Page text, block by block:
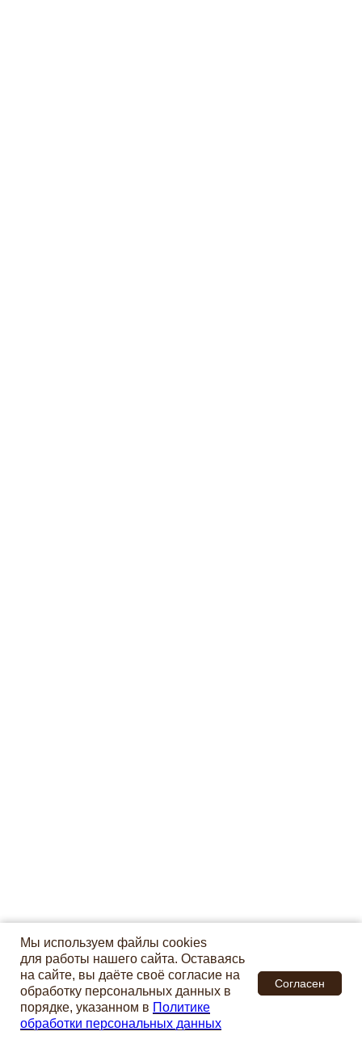
Мы используем файлы cookies
для работы нашего сайта. Оставаясь
на сайте, вы даёте своё согласие на
обработку персональных данных в
порядке, указанном в Политике
обработки персональных данных
Согласен